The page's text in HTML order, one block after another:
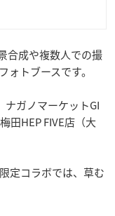
合成や複数人での撮
トブースです。
ガノマーケットGI
田HEP FIVE店（大
定コラボでは、草む